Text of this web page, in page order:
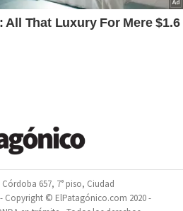
657, 7° piso, Ciudad
Copyright © ElPatagónico.com 2020 -